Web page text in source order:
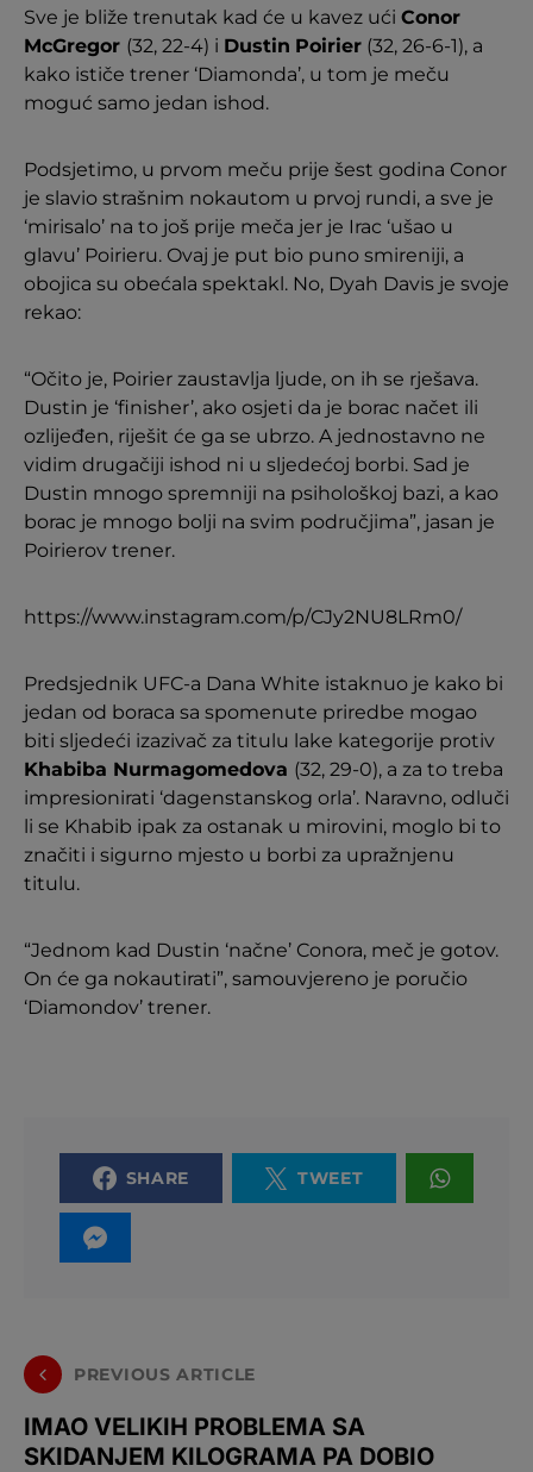
Sve je bliže trenutak kad će u kavez ući Conor
McGregor (32, 22-4) i Dustin Poirier (32, 26-6-1), a
kako ističe trener ‘Diamonda’, u tom je meču
moguć samo jedan ishod.
Podsjetimo, u prvom meču prije šest godina Conor
je slavio strašnim nokautom u prvoj rundi, a sve je
‘mirisalo’ na to još prije meča jer je Irac ‘ušao u
glavu’ Poirieru. Ovaj je put bio puno smireniji, a
obojica su obećala spektakl. No, Dyah Davis je svoje
rekao:
“Očito je, Poirier zaustavlja ljude, on ih se rješava.
Dustin je ‘finisher’, ako osjeti da je borac načet ili
ozlijeđen, riješit će ga se ubrzo. A jednostavno ne
vidim drugačiji ishod ni u sljedećoj borbi. Sad je
Dustin mnogo spremniji na psihološkoj bazi, a kao
borac je mnogo bolji na svim područjima”, jasan je
Poirierov trener.
https://www.instagram.com/p/CJy2NU8LRm0/
Predsjednik UFC-a Dana White istaknuo je kako bi
jedan od boraca sa spomenute priredbe mogao
biti sljedeći izazivač za titulu lake kategorije protiv
Khabiba Nurmagomedova (32, 29-0), a za to treba
impresionirati ‘dagenstanskog orla’. Naravno, odluči
li se Khabib ipak za ostanak u mirovini, moglo bi to
značiti i sigurno mjesto u borbi za upražnjenu
titulu.
“Jednom kad Dustin ‘načne’ Conora, meč je gotov.
On će ga nokautirati”, samouvjereno je poručio
‘Diamondov’ trener.
SHARE TWEET
PREVIOUS ARTICLE
IMAO VELIKIH PROBLEMA SA
SKIDANJEM KILOGRAMA PA DOBIO